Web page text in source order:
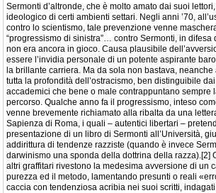
Sermonti d’altronde, che è molto amato dai suoi
ideologico di certi ambienti settari. Negli anni ’70,
contro lo scientismo, tale prevenzione venne
“progressismo di sinistra”… contro Sermonti, in difesa
non era ancora in gioco. Causa plausibile
essere l’invidia personale di un potente aspirante
la brillante carriera. Ma da sola non bastava,
tutta la profondità dell’ostracismo, ben distinguibile
accademici che bene o male contrappuntano sempre
percorso. Qualche anno fa il progressismo, inteso
venne brevemente richiamato alla ribalta da una
Sapienza di Roma, i quali – autentici libertari –
presentazione di un libro di Sermonti all’Università,
addirittura di tendenze razziste (quando è invece
darwinismo una sponda della dottrina della razza).[2]
altri graffitari rivestono la medesima avversione di un
purezza ed il metodo, lamentando presunti o reali
caccia con tendenziosa acribia nei suoi scritti,